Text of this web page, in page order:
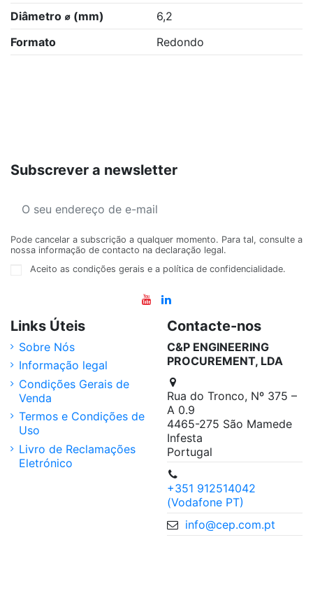
Diâmetro ⌀ (mm)
6,2
Formato
Redondo
Subscrever a newsletter
Pode cancelar a subscrição a qualquer momento. Para tal, consulte a
nossa informação de contacto na declaração legal.
Aceito as condições gerais e a política de confidencialidade.
Links Úteis
Sobre Nós
Informação legal
Condições Gerais de
Venda
Termos e Condições de
Uso
Livro de Reclamações
Eletrónico
Contacte-nos
C&P ENGINEERING
PROCUREMENT, LDA
Rua do Tronco, Nº 375 –
A 0.9
4465-275 São Mamede
Infesta
Portugal
+351 912514042
(Vodafone PT)
info@cep.com.pt